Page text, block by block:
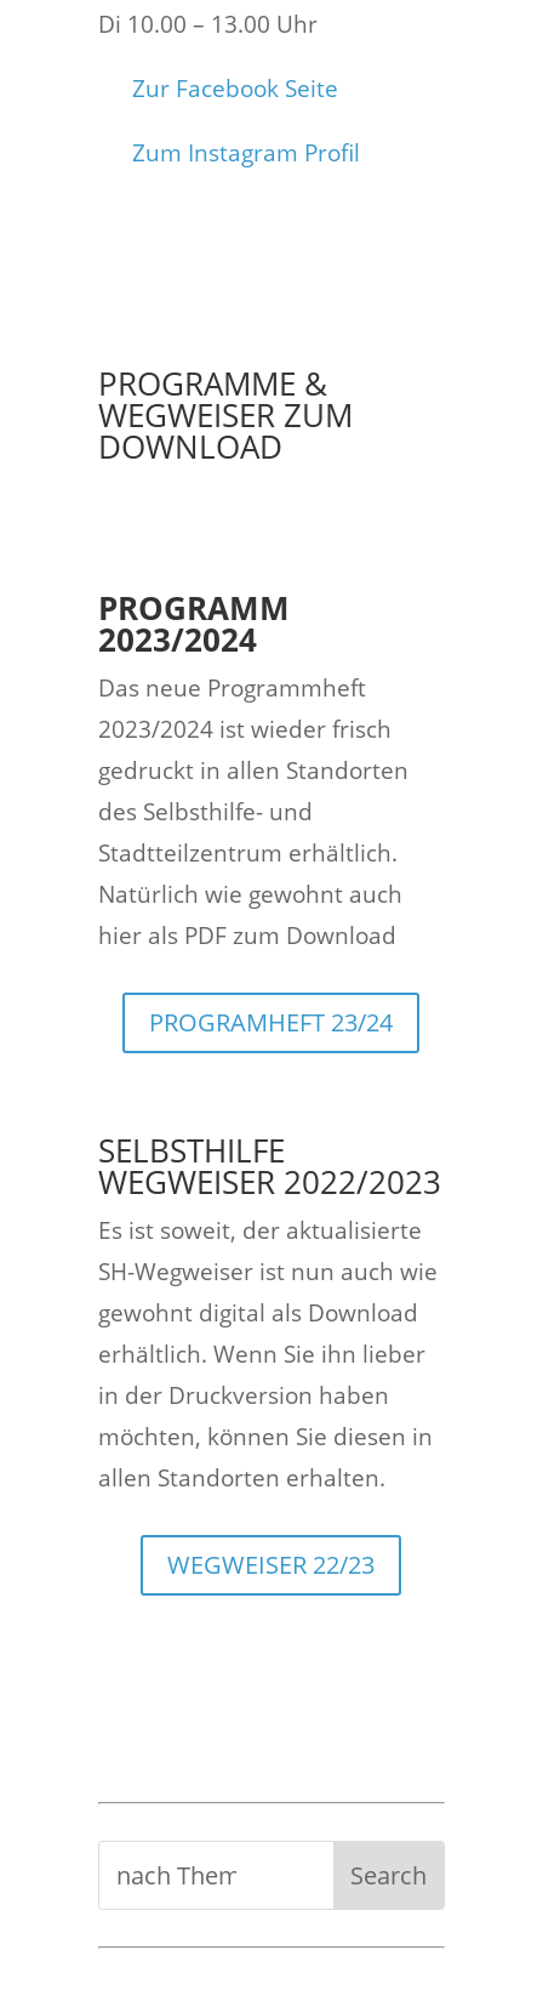
Di 10.00 – 13.00 Uhr
Zur Facebook Seite
Zum Instagram Profil
PROGRAMME &
WEGWEISER ZUM
DOWNLOAD
PROGRAMM
2023/2024
Das neue Programmheft
2023/2024 ist wieder frisch
gedruckt in allen Standorten
des Selbsthilfe- und
Stadtteilzentrum erhältlich.
Natürlich wie gewohnt auch
hier als PDF zum Download
PROGRAMHEFT 23/24
SELBSTHILFE
WEGWEISER 2022/2023
Es ist soweit, der aktualisierte
SH-Wegweiser ist nun auch wie
gewohnt digital als Download
erhältlich. Wenn Sie ihn lieber
in der Druckversion haben
möchten, können Sie diesen in
allen Standorten erhalten.
WEGWEISER 22/23